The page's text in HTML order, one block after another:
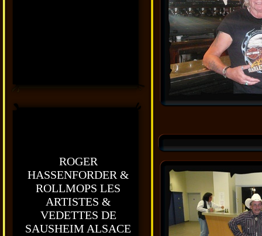
ROGER
HASSENFORDER &
ROLLMOPS LES
ARTISTES &
VEDETTES DE
SAUSHEIM ALSACE